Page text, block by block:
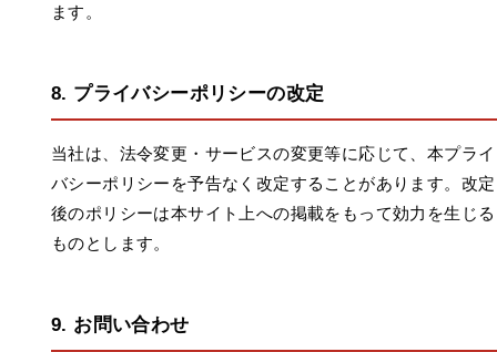
ます。
8. プライバシーポリシーの改定
当社は、法令変更・サービスの変更等に応じて、本プライ
バシーポリシーを予告なく改定することがあります。改定
後のポリシーは本サイト上への掲載をもって効力を生じる
ものとします。
9. お問い合わせ